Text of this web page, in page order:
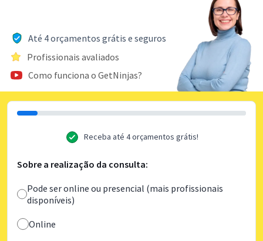
Até 4 orçamentos grátis e seguros
Profissionais avaliados
Como funciona o GetNinjas?
Receba até 4 orçamentos grátis!
Sobre a realização da consulta:
Pode ser online ou presencial (mais profissionais
disponíveis)
Online